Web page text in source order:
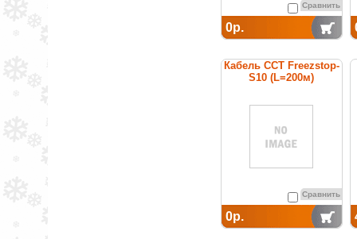
Сравнить
0р.
Кабель ССТ Freezstop-
S10 (L=200м)
Сравнить
0р.